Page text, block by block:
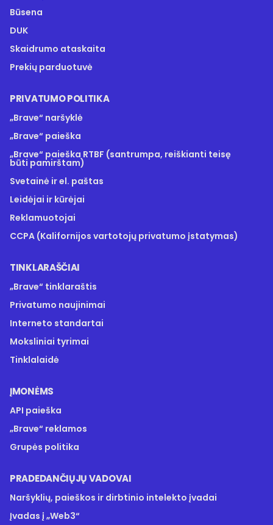
Būsena
DUK
Skaidrumo ataskaita
Prekių parduotuvė
PRIVATUMO POLITIKA
„Brave“ naršyklė
„Brave“ paieška
„Brave“ paieška RTBF (santrumpa, reiškianti teisę
būti pamirštam)
Svetainė ir el. paštas
Leidėjai ir kūrėjai
Reklamuotojai
CCPA (Kalifornijos vartotojų privatumo įstatymas)
TINKLARAŠČIAI
„Brave“ tinklaraštis
Privatumo naujinimai
Interneto standartai
Moksliniai tyrimai
Tinklalaidė
ĮMONĖMS
API paieška
„Brave“ reklamos
Grupės politika
PRADEDANČIŲJŲ VADOVAI
Naršyklių, paieškos ir dirbtinio intelekto įvadai
Įvadas į „Web3“